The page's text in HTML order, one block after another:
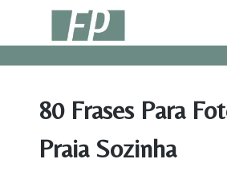
80 Frases Para
Praia Sozinha